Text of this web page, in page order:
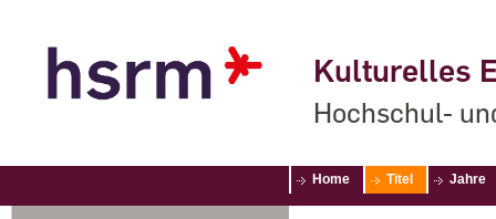
Kulturelles
Hochschul-
Home Titel Jahre